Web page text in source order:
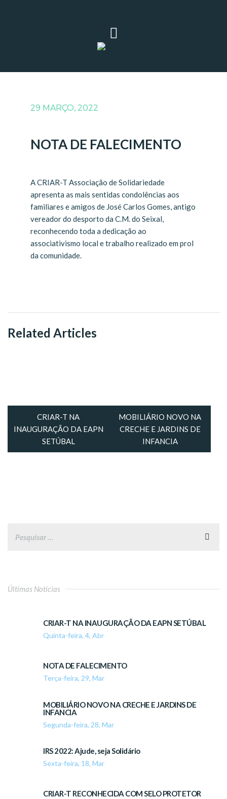
29 MARÇO, 2022
NOTA DE FALECIMENTO
A CRIAR-T Associação de Solidariedade
apresenta as mais sentidas condolências aos
familiares e amigos de José Carlos Gomes, antigo
vereador do desporto da C.M. do Seixal,
reconhecendo toda a dedicação ao
associativismo local e trabalho realizado em prol
da comunidade.
Related Articles
CRIAR-T NA
INAUGURAÇÃO DA EAPN
SETÚBAL
MOBILIÁRIO NOVO NA
CRECHE E JARDINS DE
INFANCIA
Últimas Notícias
CRIAR-T NA INAUGURAÇÃO DA EAPN SETÚBAL
Quinta-feira, 4, Abr
NOTA DE FALECIMENTO
Terça-feira, 29, Mar
MOBILIÁRIO NOVO NA CRECHE E JARDINS DE
INFANCIA
Segunda-feira, 28, Mar
IRS 2022: Ajude, seja Solidário
Sexta-feira, 18, Mar
CRIAR-T RECONHECIDA COM SELO PROTETOR